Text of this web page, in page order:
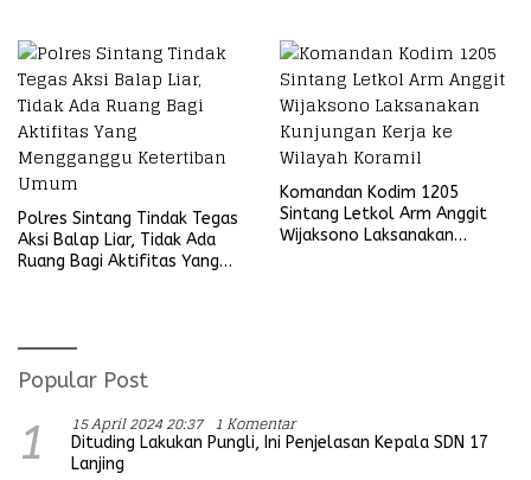
Polres Sintang Tindak Tegas
Aksi Balap Liar, Tidak Ada
Ruang Bagi Aktifitas Yang
Komandan Kodim 1205
Sintang Letkol Arm Anggit
Wijaksono Laksanakan
Popular Post
1 15 April 2024 20:37 1 Komentar
Dituding Lakukan Pungli, Ini Penjelasan Kepala SDN 17
Lanjing